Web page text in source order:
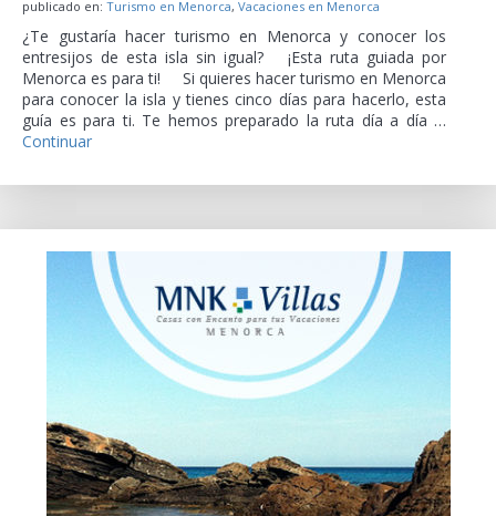
publicado en: Turismo en Menorca, Vacaciones en Menorca
¿Te gustaría hacer turismo en Menorca y conocer los
entresijos de esta isla sin igual? ¡Esta ruta guiada por
Menorca es para ti! Si quieres hacer turismo en Menorca
para conocer la isla y tienes cinco días para hacerlo, esta
guía es para ti. Te hemos preparado la ruta día a día …
Continuar